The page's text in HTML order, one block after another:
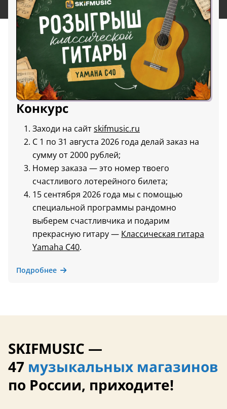
Конкурс
Заходи на сайтskifmusic.ru
С 1 по 31 августа 2026 года делай заказ на
сумму от 2000 рублей;
Номер заказа — это номер твоего
счастливого лотерейного билета;
15 сентября 2026 года мы с помощью
специальной программы рандомно
выберем счастливчика и подарим
прекрасную гитару — Классическая гитара
Yamaha C40.
Подробнее
SKIFMUSIC —
47 музыкальных магазинов
по России, приходите!